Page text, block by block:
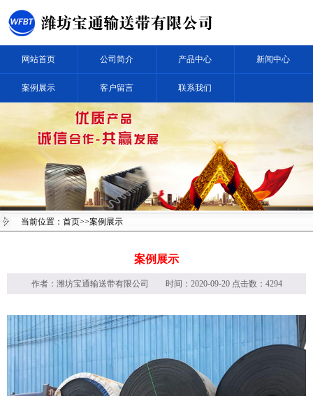
网站首页 公司简介 产品中心 新闻中心
案例展示 客户留言 联系我们
当前位置： 首页>>案例展示
案例展示
作者： 潍坊宝通输送带有限公司 时间：2020-09-20 点击数：4294